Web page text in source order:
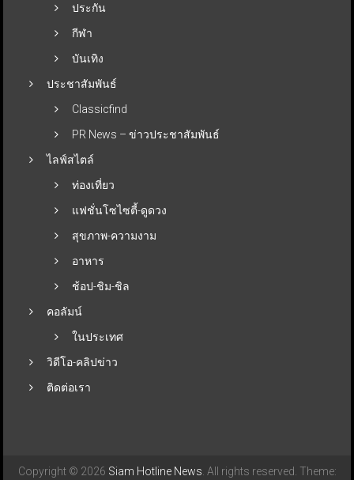
ประกัน
กีฬา
บันเทิง
ประชาสัมพันธ์
Classicfind
PR News – ข่าวประชาสัมพันธ์
ไลฟ์สไตล์
ท่องเที่ยว
แฟชั่นโซไซตี้-ดูดวง
สุขภาพ-ความงาม
อาหาร
ช้อป-ชิม-ชิล
คอลัมน์
ในประเทศ
วิดีโอ-คลิปข่าว
ติดต่อเรา
Copyright © 2026 Siam Hotline News . All rights reserved. Theme: